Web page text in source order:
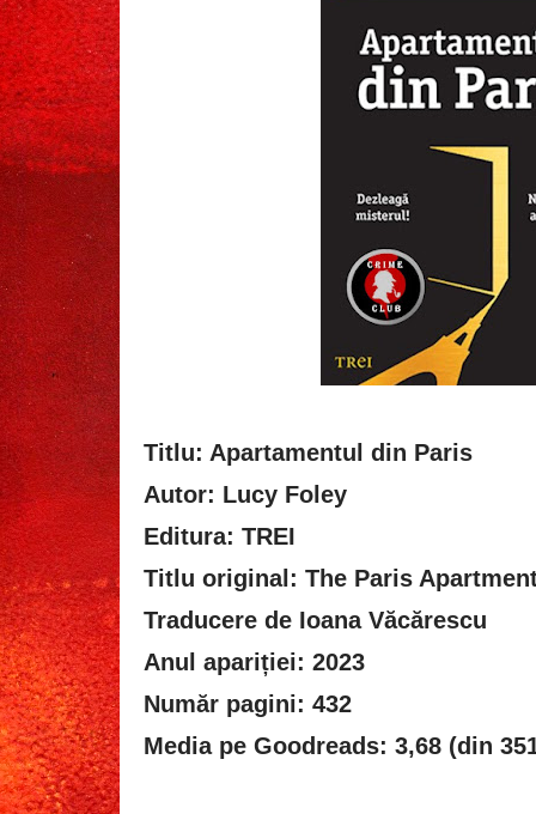
Titlu: Apartamentul din Paris
Autor: Lucy Foley
Editura: TREI
Titlu original: The Paris
Traducere de Ioana Văcărescu
Anul apariției: 2023
Număr pagini: 432
Media pe Goodreads: 3,68 (din